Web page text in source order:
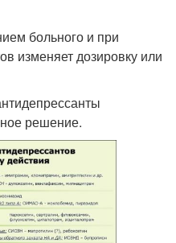
больного и при
изменяет дозировку или
решение.